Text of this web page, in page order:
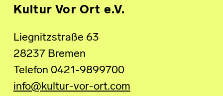
Kultur Vor Ort e.V.
Liegnitzstraße 63
28237 Bremen
Telefon 0421-9899700
info@kultur-vor-ort.com